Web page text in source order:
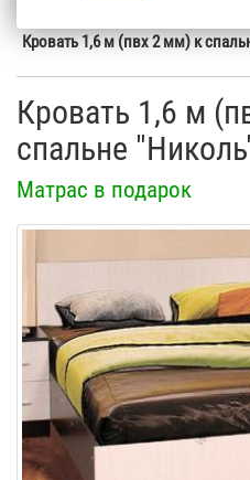
Кровать 1,6 м (пвх 2 мм) к
Кровать 1,6 м
спальне
Матрас в подарок